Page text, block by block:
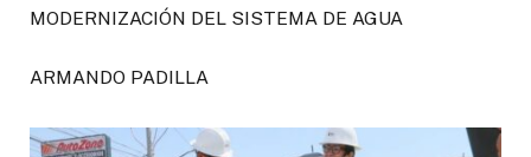
MODERNIZACIÓN DEL SISTEMA DE AGUA
ARMANDO PADILLA